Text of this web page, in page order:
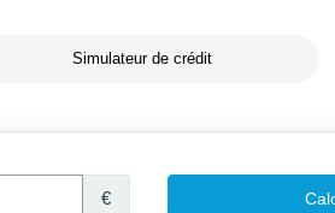
Simulateur de crédit